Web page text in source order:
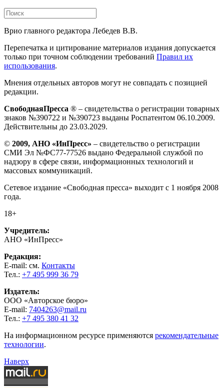
Врио главного редактора Лебедев В.В.
Перепечатка и цитирование материалов издания допускается
только при точном соблюдении требований Правил их
использования.
Мнения отдельных авторов могут не совпадать с позицией
редакции.
СвободнаяПресса ® – свидетельства о регистрации товарных
знаков №390722 и №390723 выданы Роспатентом 06.10.2009.
Действительны до 23.03.2029.
© 2009, АНО «ИнПресс» – свидетельство о регистрации
СМИ Эл №ФС77-77526 выдано Федеральной службой по
надзору в сфере связи, информационных технологий и
массовых коммуникаций.
Сетевое издание «Свободная пресса» выходит с 1 ноября 2008
года.
18+
Учредитель:
АНО «ИнПресс»
Редакция:
E-mail: см. Контакты
Тел.: +7 495 999 36 79
Издатель:
ООО «Авторское бюро»
E-mail: 7404263@mail.ru
Тел.: +7 495 380 41 32
На информационном ресурсе применяются рекомендательные
технологии.
Наверх